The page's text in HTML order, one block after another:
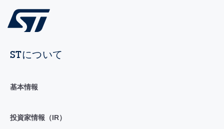
STについて
基本情報
投資家情報（IR）